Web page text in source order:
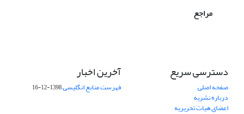
مراجع
دسترسی سریع
صفحه اصلی
درباره نشریه
اعضای هیات تحریریه
آخرین اخبار
فهرست منابع انگلیسی1398-12-16